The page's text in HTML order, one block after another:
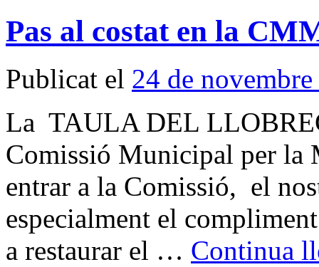
Pas al costat en la
Publicat el 24 de
La TAULA DEL
Comissió Municipal per la
entrar a la Comissió, el
especialment el
a restaurar el … Continua